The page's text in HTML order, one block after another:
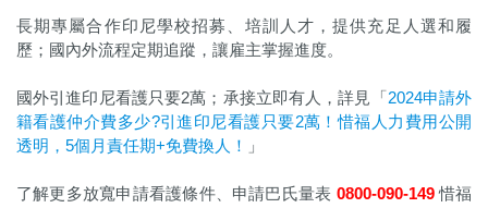
長期專屬合作印尼學校招募、培訓人才，提供充足人選和履
歷；國內外流程定期追蹤，讓雇主掌握進度。
國外引進印尼看護只要2萬；承接立即有人，詳見「2024申請外
籍看護仲介費多少?引進印尼看護只要2萬！惜福人力費用公開
透明，5個月責任期+免費換人！
」
了解更多放寬申請看護條件、申請巴氏量表 0800-090-149 惜福